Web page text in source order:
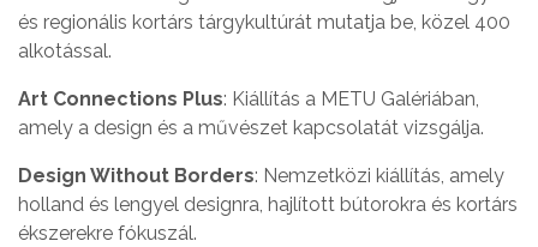
és regionális kortárs tárgykultúrát mutatja be, közel 400
alkotással.
Art Connections Plus: Kiállítás a METU Galériában,
amely a design és a művészet kapcsolatát vizsgálja.
Design Without Borders: Nemzetközi kiállítás, amely
holland és lengyel designra, hajlított bútorokra és kortárs
ékszerekre fókuszál.